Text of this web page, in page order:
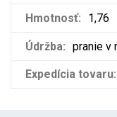
Hmotnosť: 1,76
Údržba: pranie v
Expedícia tovaru: